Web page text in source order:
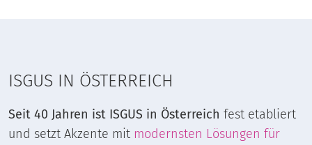
ISGUS IN ÖSTERREICH
Seit 40 Jahren ist ISGUS in Österreich fest etabliert
und setzt Akzente mit modernsten Lösungen für